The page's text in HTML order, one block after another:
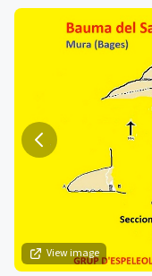
View image